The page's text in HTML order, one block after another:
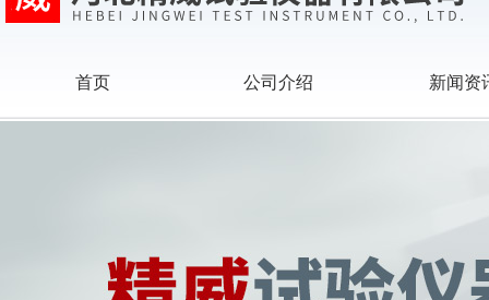
首页 公司介绍 新闻资